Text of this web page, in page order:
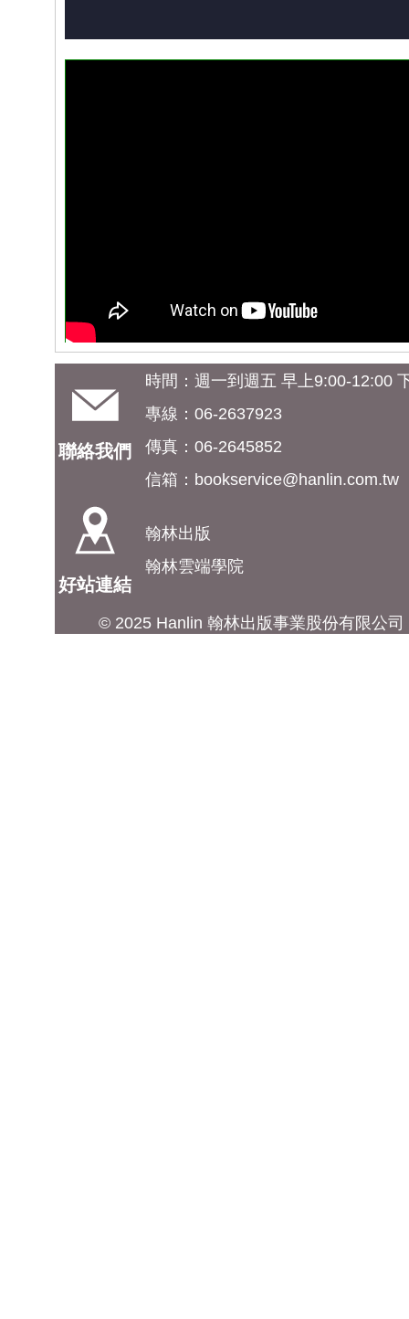
聯絡我們
時間：週一到週五 早上9:00-12:00
專線：06-2637923
傳真：06-2645852
信箱： bookservice@hanlin.com.tw
好站連結
翰林出版
翰林雲端學院
© 2025 Hanlin 翰林出版事業股份有限公司